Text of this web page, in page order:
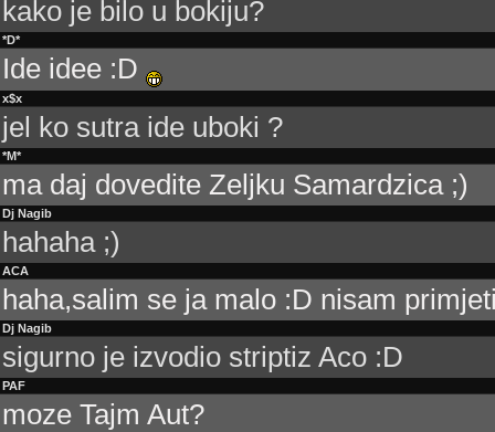
kako je bilo u bokiju?
*D*
Ide idee :D
x$x
jel ko sutra ide uboki ?
*M*
ma daj dovedite Zeljku Samardzica ;)
Dj Nagib
hahaha ;)
ACA
haha,salim se ja malo :D nisam
Dj Nagib
sigurno je izvodio striptiz Aco :D
PAF
moze Tajm Aut?